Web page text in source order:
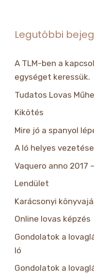
Legutóbbi
A TLM-ben a
egységet keressük.
Tudatos Lovas
Kikötés
Mire jó a spanyol
A ló helyes vezetése
Vaquero anno 2017
Lendület
Karácsonyi
Online lovas képzés
Gondolatok a
ló
Gondolatok a